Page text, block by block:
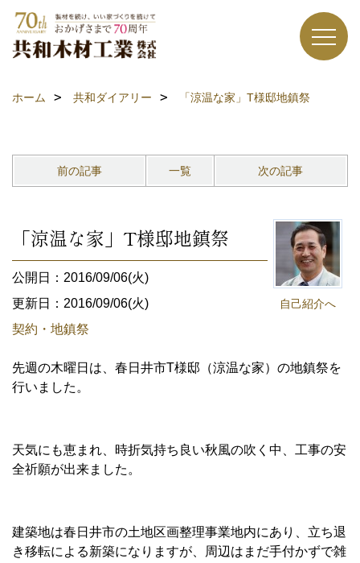
ホーム 共和ダイアリー 「涼温な家」T様邸地鎮祭
前の記事 一覧 次の記事
自己紹介へ
「涼温な家」T様邸地鎮祭
公開日：2016/09/06(火)
更新日：2016/09/06(火)
契約・地鎮祭
先週の木曜日は、春日井市T様邸（涼温な家）の地鎮祭を
行いました。
天気にも恵まれ、時折気持ち良い秋風の吹く中、工事の安
全祈願が出来ました。
建築地は春日井市の土地区画整理事業地内にあり、立ち退
き移転による新築になりますが、周辺はまだ手付かずで雑